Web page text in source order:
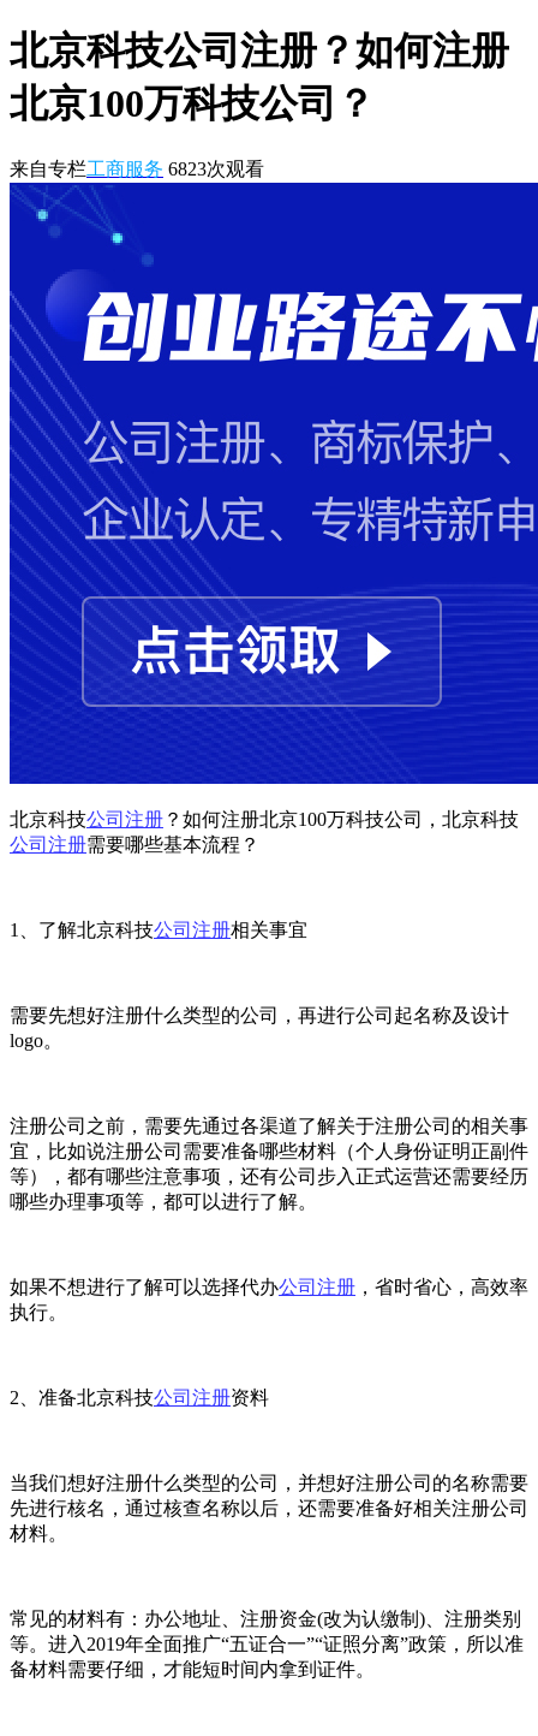
北京科技公司注册？如何注册
北京100万科技公司？
来自专栏工商服务 6823次观看
北京科技公司注册 ？如何注册北京100万科技公司，北京科技
公司注册需要哪些基本流程？
1、了解北京科技公司注册相关事宜
需要先想好注册什么类型的公司，再进行公司起名称及设计
logo。
注册公司之前，需要先通过各渠道了解关于注册公司的相关事
宜，比如说注册公司需要准备哪些材料（个人身份证明正副件
等），都有哪些注意事项，还有公司步入正式运营还需要经历
哪些办理事项等，都可以进行了解。
如果不想进行了解可以选择代办公司注册 ，省时省心，高效率
执行。
2、准备北京科技公司注册资料
当我们想好注册什么类型的公司，并想好注册公司的名称需要
先进行核名，通过核查名称以后，还需要准备好相关注册公司
材料。
常见的材料有：办公地址、注册资金(改为认缴制)、注册类别
等。进入2019年全面推广“五证合一”“证照分离”政策，所以准
备材料需要仔细，才能短时间内拿到证件。